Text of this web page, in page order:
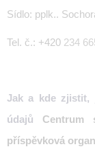
Sídlo: pplk..
Tel. č.: +420 234
Jak a kde zjistit,
údajů Centrum
příspěvková